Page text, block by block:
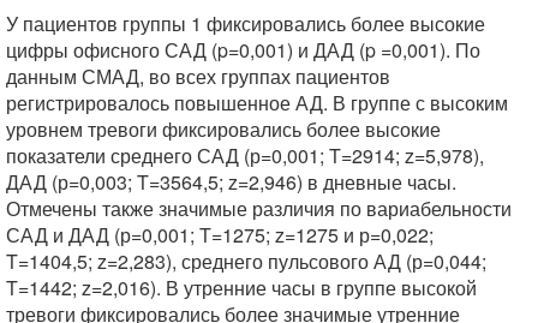
У пациентов группы 1 фиксировались более высокие
цифры офисного САД (p=0,001) и ДАД (p =0,001). По
данным СМАД, во всех группах пациентов
регистрировалось повышенное АД. В группе с высоким
уровнем тревоги фиксировались более высокие
показатели среднего САД (р=0,001; T=2914; z=5,978),
ДАД (р=0,003; T=3564,5; z=2,946) в дневные часы.
Отмечены также значимые различия по вариабельности
САД и ДАД (р=0,001; T=1275; z=1275 и р=0,022;
T=1404,5; z=2,283), среднего пульсового АД (р=0,044;
T=1442; z=2,016). В утренние часы в группе высокой
тревоги фиксировались более значимые утренние